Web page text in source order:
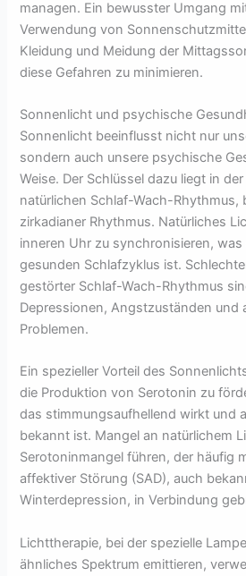
managen. Ein bewusster Umgang
Verwendung von
Kleidung und Meidung der
diese Gefahren zu minimieren.
Sonnenlicht und psychische
Sonnenlicht beeinflusst nicht nur
sondern auch unsere psychische
Weise. Der Schlüssel dazu liegt in
natürlichen Schlaf-Wach-Rhythmus,
zirkadianer Rhythmus. Natürliches
inneren Uhr zu synchronisieren, was
gesunden Schlafzyklus ist.
gestörter Schlaf-Wach-Rhythmus
Depressionen, Angstzuständen und
Problemen.
Ein spezieller Vorteil des
die Produktion von Serotonin zu
das stimmungsaufhellend wirkt und
bekannt ist. Mangel an natürlichem
Serotoninmangel führen, der häufig
affektiver Störung (SAD), auch
Winterdepression, in Verbindung
Lichttherapie, bei der spezielle
ähnliches Spektrum emittieren,